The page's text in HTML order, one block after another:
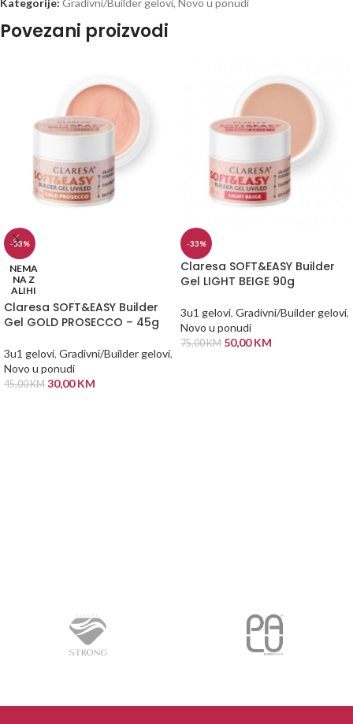
Kategorije: Gradivni/Builder gelovi, Novo u ponudi
Povezani proizvodi
-33%
NEMA
NA Z
ALIHI
Claresa SOFT&EASY Builder
Gel GOLD PROSECCO – 45g
3u1 gelovi, Gradivni/Builder gelovi,
Novo u ponudi
45,00KM 30,00KM
-33%
Claresa SOFT&EASY Builder
Gel LIGHT BEIGE 90g
3u1 gelovi, Gradivni/Builder gelovi,
Novo u ponudi
75,00KM 50,00KM